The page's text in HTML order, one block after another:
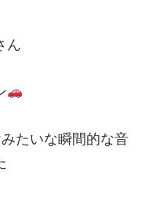
ん
たいな瞬間的な音